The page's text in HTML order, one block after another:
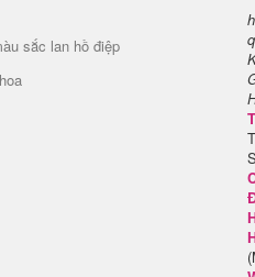
sắc lan hồ điệp